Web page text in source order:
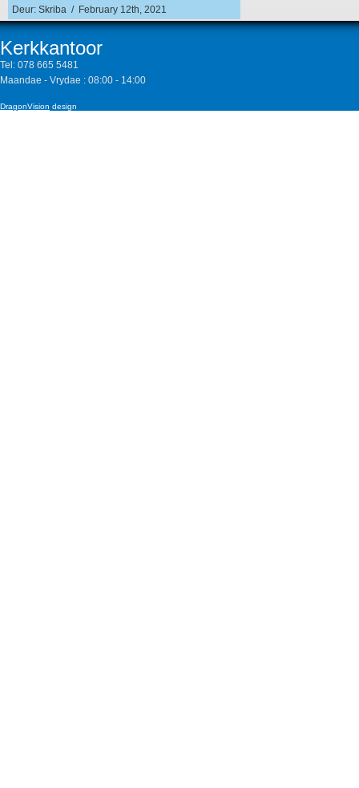
Deur: Skriba / February 12th, 2021
Kerkkantoor
Tel: 078 665 5481
Maandae - Vrydae : 08:00 - 14:00
DragonVision design